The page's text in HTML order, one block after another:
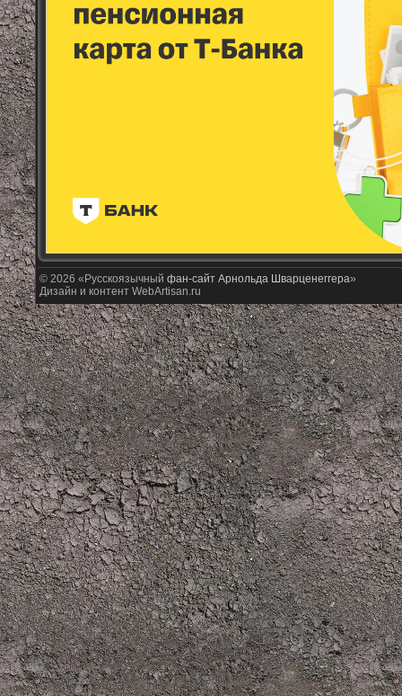
© 2026 «Русскоязычный фан-сайт Арнольда Шварценеггера»
Дизайн и контент WebArtisan.ru